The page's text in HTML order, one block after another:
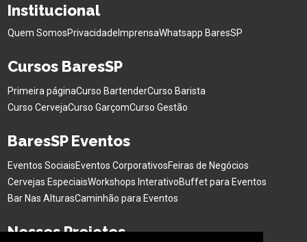
Institucional
Quem SomosPrivacidade ImprensaWhatsapp BaresSP
Cursos BaresSP
Primeira páginaCurso BartenderCurso Barista
Curso CervejaCurso GarçomCurso Gestão
BaresSP Eventos
Eventos SociaisEventos CorporativosFeiras de Negócios
Cervejas EspeciaisWorkshops InterativoBuffet para Eventos
Bar Nas AlturasCaminhão para Eventos
Nossos Projetos